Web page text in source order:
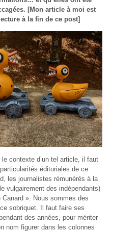
[Mon article à moi est
à la fin de ce post]
le contexte d’un tel article, il faut
éditoriales de ce
les journalistes rémunérés à la
vulgairement des indépendants)
». Nous sommes des
sobriquet. Il faut faire ses
des années, pour mériter
nom figurer dans les colonnes